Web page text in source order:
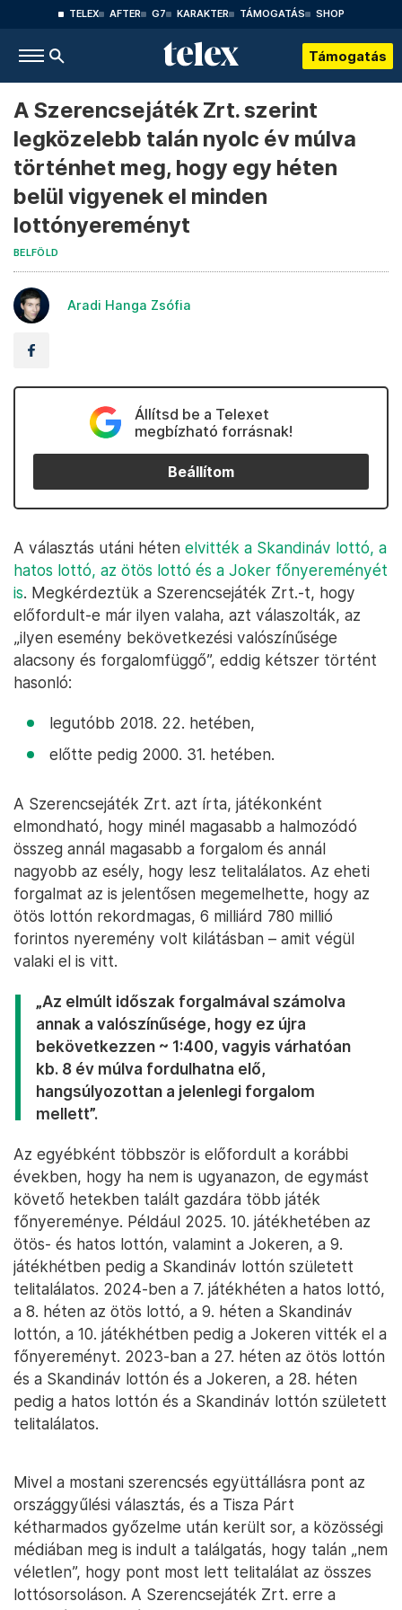
TELEX AFTER G7 KARAKTER TÁMOGATÁS SHOP
Támogatás
A Szerencsejáték Zrt. szerint
legközelebb talán nyolc év múlva
történhet meg, hogy egy héten
belül vigyenek el minden
lottónyereményt
BELFÖLD
Aradi Hanga Zsófia
Állítsd be a Telexet
megbízható forrásnak!
Beállítom
A választás utáni héten elvitték a Skandináv lottó, a
hatos lottó, az ötös lottó és a Joker főnyereményét
is. Megkérdeztük a Szerencsejáték Zrt.-t, hogy
előfordult-e már ilyen valaha, azt válaszolták, az
„ilyen esemény bekövetkezési valószínűsége
alacsony és forgalomfüggő”, eddig kétszer történt
hasonló:
legutóbb 2018. 22. hetében,
előtte pedig 2000. 31. hetében.
A Szerencsejáték Zrt. azt írta, játékonként
elmondható, hogy minél magasabb a halmozódó
összeg annál magasabb a forgalom és annál
nagyobb az esély, hogy lesz telitalálatos. Az eheti
forgalmat az is jelentősen megemelhette, hogy az
ötös lottón rekordmagas, 6 milliárd 780 millió
forintos nyeremény volt kilátásban – amit végül
valaki el is vitt.
„Az elmúlt időszak forgalmával számolva
annak a valószínűsége, hogy ez újra
bekövetkezzen ~ 1:400, vagyis várhatóan
kb. 8 év múlva fordulhatna elő,
hangsúlyozottan a jelenlegi forgalom
mellett”.
Az egyébként többször is előfordult a korábbi
években, hogy ha nem is ugyanazon, de egymást
követő hetekben talált gazdára több játék
főnyereménye. Például 2025. 10. játékhetében az
ötös- és hatos lottón, valamint a Jokeren, a 9.
játékhétben pedig a Skandináv lottón született
telitalálatos. 2024-ben a 7. játékhéten a hatos lottó,
a 8. héten az ötös lottó, a 9. héten a Skandináv
lottón, a 10. játékhétben pedig a Jokeren vitték el a
főnyereményt. 2023-ban a 27. héten az ötös lottón
és a Skandináv lottón és a Jokeren, a 28. héten
pedig a hatos lottón és a Skandináv lottón született
telitalálatos.
Mivel a mostani szerencsés együttállásra pont az
országgyűlési választás, és a Tisza Párt
kétharmados győzelme után került sor, a közösségi
médiában meg is indult a találgatás, hogy talán „nem
véletlen”, hogy pont most lett telitalálat az összes
lottósorsoláson. A Szerencsejáték Zrt. erre a